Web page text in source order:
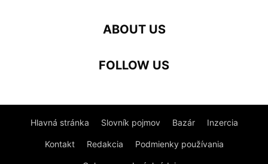
ABOUT US
FOLLOW US
Hlavná stránka Slovník pojmov Bazár Inzercia
Kontakt Redakcia Podmienky používania